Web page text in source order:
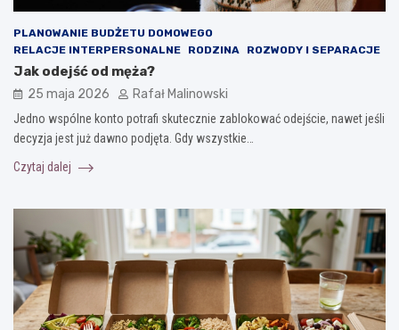
PLANOWANIE BUDŻETU DOMOWEGO
RELACJE INTERPERSONALNE
RODZINA ROZWODY I SEPARACJE
Jak odejść od męża?
25 maja 2026 Rafał Malinowski
Jedno wspólne konto potrafi skutecznie zablokować odejście, nawet jeśli
decyzja jest już dawno podjęta. Gdy wszystkie…
Czytaj dalej